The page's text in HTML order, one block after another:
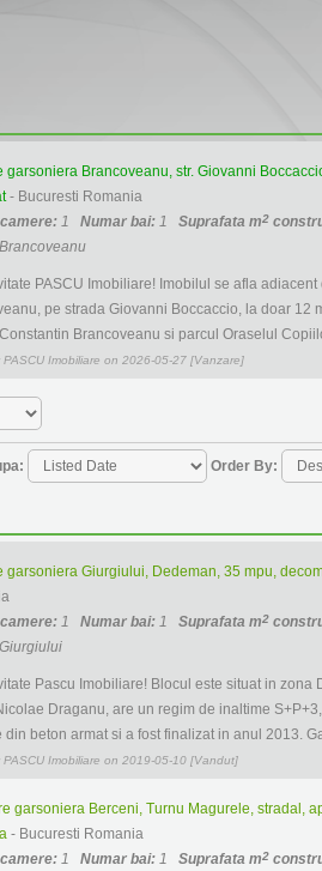
garsoniera Brancoveanu, str. Giovanni
- Bucuresti Romania
1 Numar bai:1 Suprafata m2
PASCU Imobiliare! Imobilul se afla
pe strada Giovanni Boccaccio, la doar 12
Brancoveanu si parcul Oraselul
PASCU Imobiliare on 2026-05-27 [Vanzare]
Order By:
garsoniera Giurgiului, Dedeman, 35 mpu,
1 Numar bai:1 Suprafata m2
Pascu Imobiliare! Blocul este situat in zona
Draganu, are un regim de inaltime
din beton armat si a fost finalizat in anul 2013.
PASCU Imobiliare on 2019-05-10 [Vandut]
garsoniera Berceni, Turnu Magurele, stradal,
- Bucuresti Romania
1 Numar bai:1 Suprafata m2